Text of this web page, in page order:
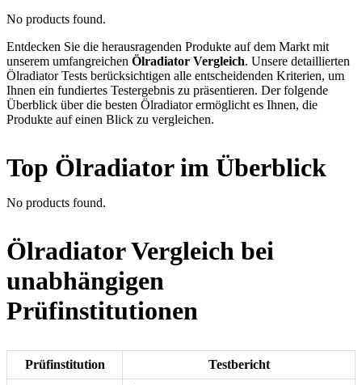
No products found.
Entdecken Sie die herausragenden Produkte auf dem Markt mit
unserem umfangreichen Ölradiator Vergleich. Unsere detaillierten
Ölradiator Tests berücksichtigen alle entscheidenden Kriterien, um
Ihnen ein fundiertes Testergebnis zu präsentieren. Der folgende
Überblick über die besten Ölradiator ermöglicht es Ihnen, die
Produkte auf einen Blick zu vergleichen.
Top Ölradiator im Überblick
No products found.
Ölradiator Vergleich bei
unabhängigen
Prüfinstitutionen
Prüfinstitution Testbericht